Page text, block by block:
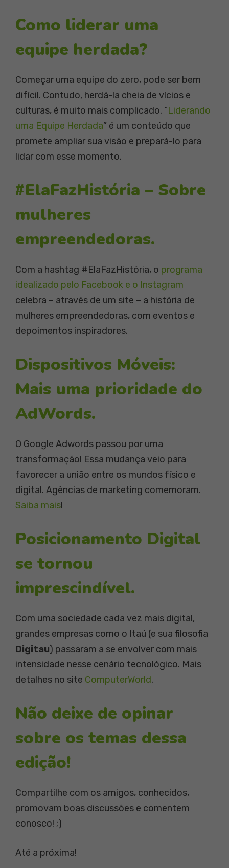
Como liderar uma
equipe herdada?
Começar uma equipe do zero, pode ser bem
difícil. Contudo, herdá-la cheia de vícios e
culturas, é muito mais complicado. “Liderando
uma Equipe Herdada” é um conteúdo que
promete ampliar sua visão e prepará-lo para
lidar com esse momento.
#ElaFazHistória – Sobre
mulheres
empreendedoras.
Com a hashtag #ElaFazHistória, o programa
idealizado pelo Facebook e o Instagram
celebra – através de um site – a história de
mulheres empreendedoras, com eventos e
depoimentos inspiradores.
Dispositivos Móveis:
Mais uma prioridade do
AdWords.
O Google Adwords passou por uma
transformação! Essa mudança veio para
favorecer a união entre os mundos físico e
digital. Agências de marketing comemoram.
Saiba mais!
Posicionamento Digital
se tornou
imprescindível.
Com uma sociedade cada vez mais digital,
grandes empresas como o Itaú (e sua filosofia
Digitau) passaram a se envolver com mais
intensidade nesse cenário tecnológico. Mais
detalhes no site ComputerWorld.
Não deixe de opinar
sobre os temas dessa
edição!
Compartilhe com os amigos, conhecidos,
promovam boas discussões e comentem
conosco! ;)
Até a próxima!